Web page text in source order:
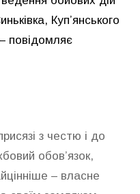
Куп’янського
повідомляє
з честю і до
обов’язок,
– власне